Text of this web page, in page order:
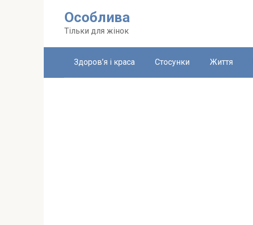
Особлива
Тільки для жінок
Здоров’я і краса Стосунки Життя